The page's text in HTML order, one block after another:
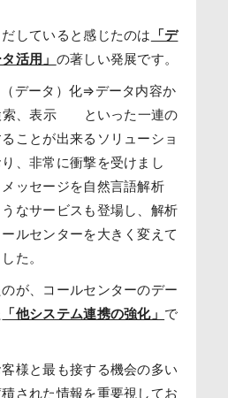
していると感じたのは 「デ
活用」 の著しい発展です。
データ）化⇒データ内容か
索、表示 といった一連の
ことが出来るソリューショ
、非常に衝撃を受けまし
ッセージを自然言語解析
なサービスも登場し、解析
ルセンターを大きく変えて
た。
が、コールセンターのデー
「他システム連携の強化」 で
様と最も接する機会の多い
された情報を重要視してお